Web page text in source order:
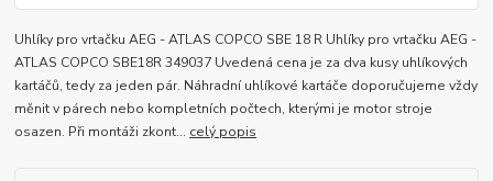
Uhlíky pro vrtačku AEG - ATLAS COPCO SBE 18 R Uhlíky pro vrtačku AEG -
ATLAS COPCO SBE18R 349037 Uvedená cena je za dva kusy uhlíkových
kartáčů, tedy za jeden pár. Náhradní uhlíkové kartáče doporučujeme vždy
měnit v párech nebo kompletních počtech, kterými je motor stroje
osazen. Při montáži zkont... celý popis